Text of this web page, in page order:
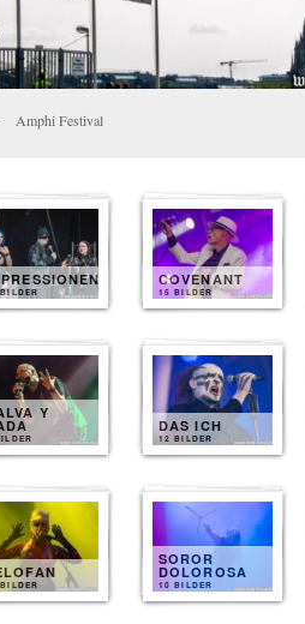
Amphi Festival
COVENANT
15 BILDER
Y
DAS ICH
12 BILDER
SOROR
DOLOROSA
10 BILDER